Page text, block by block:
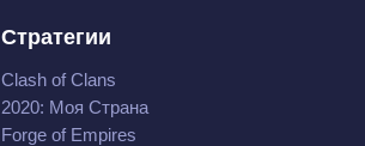
Стратегии
Clash of Clans
2020: Моя Cтрана
Forge of Empires